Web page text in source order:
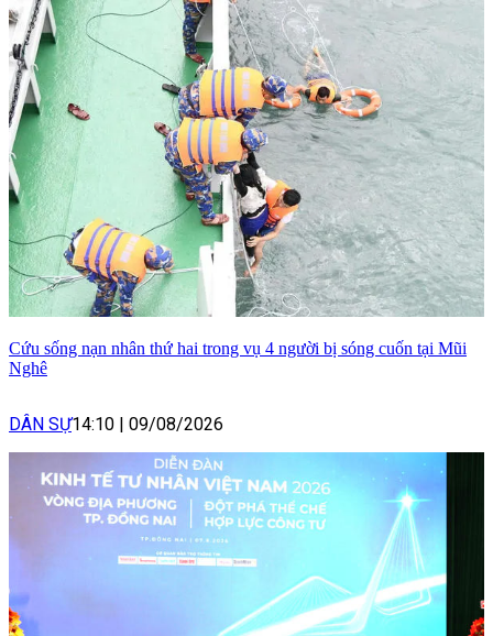
Cứu sống nạn nhân thứ hai trong vụ 4 người bị sóng cuốn tại Mũi
Nghê
DÂN SỰ14:10 09/08/2026